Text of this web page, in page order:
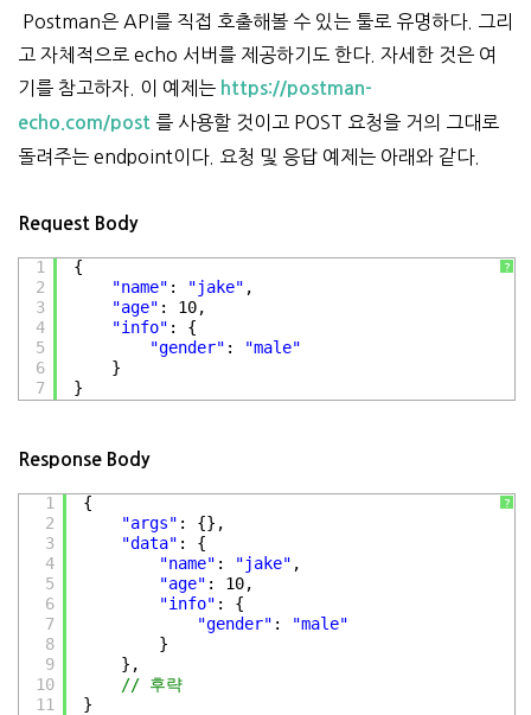
Postman은 API를 직접 호출해볼 수 있는 툴로 유명하다. 그리
고 자체적으로 echo 서버를 제공하기도 한다. 자세한 것은 여
기를 참고하자. 이 예제는 https://postman-
echo.com/post 를 사용할 것이고 POST 요청을 거의 그대로
돌려주는 endpoint이다. 요청 및 응답 예제는 아래와 같다.
Request Body
?
1
2
3
4
5
6
7
{
"name" : "jake" ,
"age" : 10,
"info" : {
"gender" :
"male"
}
}
Response Body
?
1
2
3
4
5
6
7
8
9
10
11
{
"args" : {},
"data" : {
"name" : "jake" ,
"age" : 10,
"info" : {
"gender" :
"male"
}
},
// 후략
}